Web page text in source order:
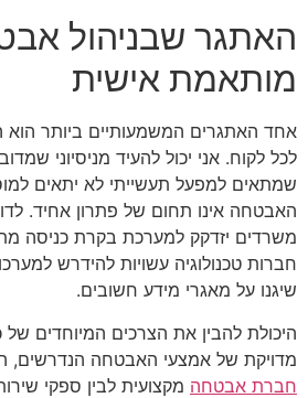
האתגר שבניהול
מותאמת אישית
אחד האתגרים המשמעותיים ביותר
לכל לקוח. אני יכול להעיד מניסיוני
שמתאים למפעל תעשייתי לא יתאים
האבטחה אינו תחום של פתרון אחיד.
משרדים יזדקק למערכת בקרת כניסה
חברות טכנולוגיה עשויות להידרש
שיגנו על מאגרי מידע חשובים.
היכולת להבין את הצרכים המיוחדים
מדויקת של אמצעי האבטחה הנדרשים,
חברת אבטחה מקצועית לבין ספקי